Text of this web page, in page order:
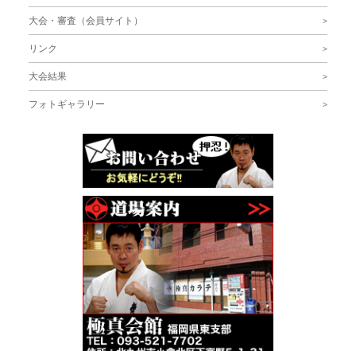
大会・審査（会員サイト）
リンク
大会結果
フォトギャラリー